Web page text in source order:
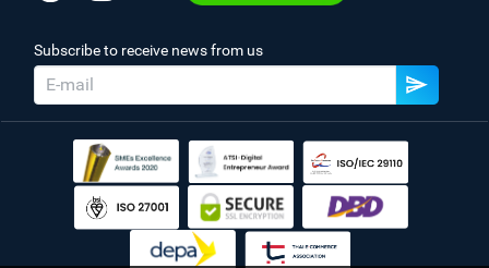
Subscribe to receive news from us